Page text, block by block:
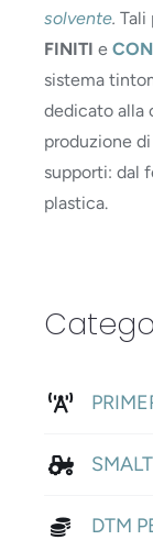
solvente. Tali
FINITI e
sistema
dedicato alla
produzione
supporti: dal
plastica.
DTM